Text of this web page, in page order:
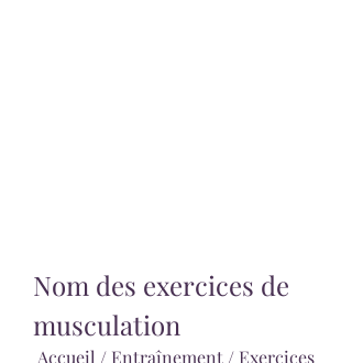
Nom des exercices de
musculation